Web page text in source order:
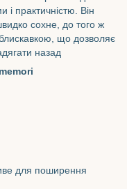
і практичністю. Він
сохне, до того ж
що дозволяє
назад
для поширення